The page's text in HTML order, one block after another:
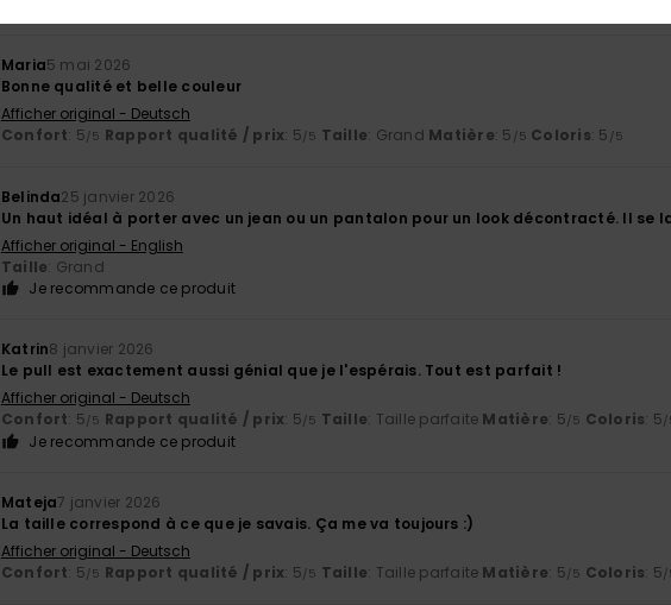
Maria5 mai 2026
Bonne qualité et belle couleur
Afficher original - Deutsch
Confort: 5/5 Rapport qualité / prix: 5/5 Taille: Grand Matière: 5 /5 Coloris: 5 /5
Belinda25 janvier 2026
Un haut idéal à porter avec un jean ou un pantalon pour un look décontracté. Il se
Afficher original - English
Taille: Grand
Je recommande ce produit
Katrin8 janvier 2026
Le pull est exactement aussi génial que je l'espérais. Tout est parfait !
Afficher original - Deutsch
Confort: 5/5 Rapport qualité / prix: 5/5 Taille: Taille parfaite Matière: 5/5 Coloris: 5/
Je recommande ce produit
Mateja7 janvier 2026
La taille correspond à ce que je savais. Ça me va toujours :)
Afficher original - Deutsch
Confort: 5/5 Rapport qualité / prix: 5/5 Taille: Taille parfaite Matière: 5/5 Coloris: 5/